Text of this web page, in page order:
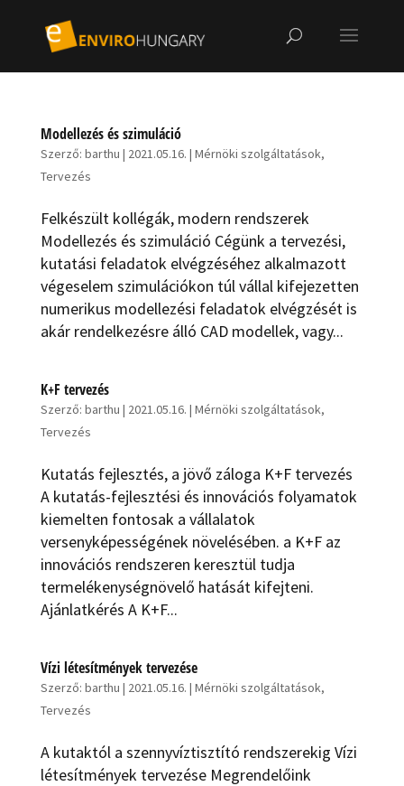
Modellezés és szimuláció
Szerző: barthu | 2021.05.16. | Mérnöki szolgáltatások,
Tervezés
Felkészült kollégák, modern rendszerek
Modellezés és szimuláció Cégünk a tervezési,
kutatási feladatok elvégzéséhez alkalmazott
végeselem szimulációkon túl vállal kifejezetten
numerikus modellezési feladatok elvégzését is
akár rendelkezésre álló CAD modellek, vagy...
K+F tervezés
Szerző: barthu | 2021.05.16. | Mérnöki szolgáltatások,
Tervezés
Kutatás fejlesztés, a jövő záloga K+F tervezés
A kutatás-fejlesztési és innovációs folyamatok
kiemelten fontosak a vállalatok
versenyképességének növelésében. a K+F az
innovációs rendszeren keresztül tudja
termelékenységnövelő hatását kifejteni.
Ajánlatkérés A K+F...
Vízi létesítmények tervezése
Szerző: barthu | 2021.05.16. | Mérnöki szolgáltatások,
Tervezés
A kutaktól a szennyvíz­tisz­tító rendszerekig Vízi
létesít­mé­nyek terve­zése Megrendelőink